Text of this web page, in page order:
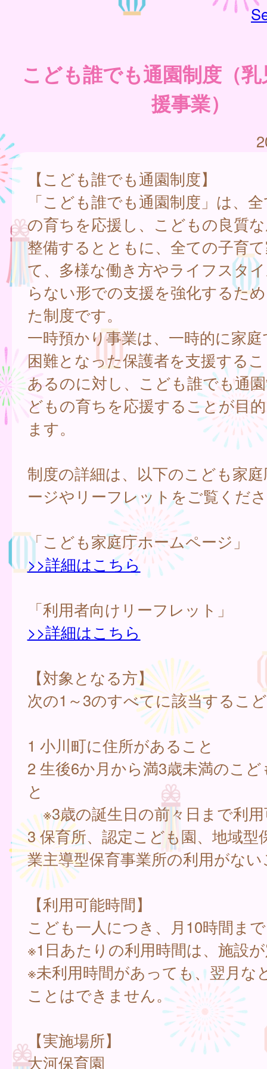
こども誰でも通園制度（
援事業）
【こども誰でも通園制度】
「こども誰でも通園制度」は、
の育ちを応援し、こどもの良質
整備するとともに、全ての子育
て、多様な働き方やライフスタ
らない形での支援を強化するた
た制度です。
一時預かり事業は、一時的に家
困難となった保護者を支援する
あるのに対し、こども誰でも通
どもの育ちを応援することが目
ます。
制度の詳細は、以下のこども家
ージやリーフレットをご覧くだ
「こども家庭庁ホームページ」
>>詳細はこちら
「利用者向けリーフレット」
>>詳細はこちら
【対象となる方】
次の1～3のすべてに該当するこ
1 小川町に住所があること
2 生後6か月から満3歳未満のこ
と
※3歳の誕生日の前々日まで利用
3 保育所、認定こども園、地域型
業主導型保育事業所の利用がな
【利用可能時間】
こども一人につき、月10時間まで
※1日あたりの利用時間は、施設
※未利用時間があっても、翌月な
ことはできません。
【実施場所】
大河保育園